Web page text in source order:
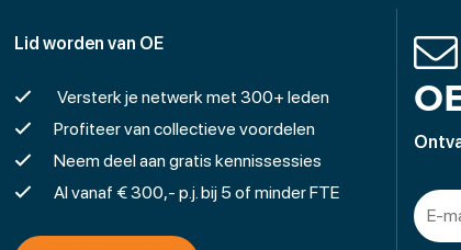
Lid worden van OE
Versterk je netwerk met 300+ leden
Profiteer van collectieve voordelen
Neem deel aan gratis kennissessies
Al vanaf € 300,- p.j. bij 5 of minder FTE